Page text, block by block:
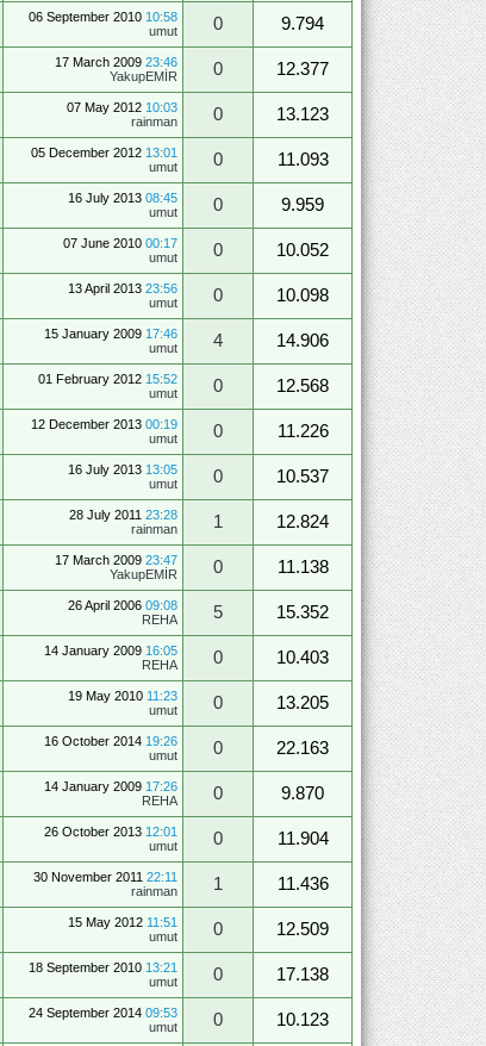
06 September 2010 10:58
umut
0
9.794
17 March 2009 23:46
YakupEMİR
0
12.377
07 May 2012 10:03
rainman
0
13.123
05 December 2012 13:01
umut
0
11.093
16 July 2013 08:45
umut
0
9.959
07 June 2010 00:17
umut
0
10.052
13 April 2013 23:56
umut
0
10.098
15 January 2009 17:46
umut
4
14.906
01 February 2012 15:52
umut
0
12.568
12 December 2013 00:19
umut
0
11.226
16 July 2013 13:05
umut
0
10.537
28 July 2011 23:28
rainman
1
12.824
17 March 2009 23:47
YakupEMİR
0
11.138
26 April 2006 09:08
REHA
5
15.352
14 January 2009 16:05
REHA
0
10.403
19 May 2010 11:23
umut
0
13.205
16 October 2014 19:26
umut
0
22.163
14 January 2009 17:26
REHA
0
9.870
26 October 2013 12:01
umut
0
11.904
30 November 2011 22:11
rainman
1
11.436
15 May 2012 11:51
umut
0
12.509
18 September 2010 13:21
umut
0
17.138
24 September 2014 09:53
umut
0
10.123